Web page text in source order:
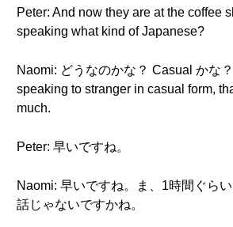
Peter: And now they are at the coffee
speaking what kind of Japanese?
Naomi: どうなのかな？ Casual かな
speaking to stranger in casual form,
much.
Peter: 早いですね。
Naomi: 早いですね。ま、1時間ぐら
話じゃないですかね。